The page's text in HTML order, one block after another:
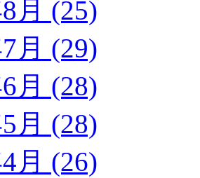
月 (25)
月 (29)
月 (28)
月 (28)
月 (26)